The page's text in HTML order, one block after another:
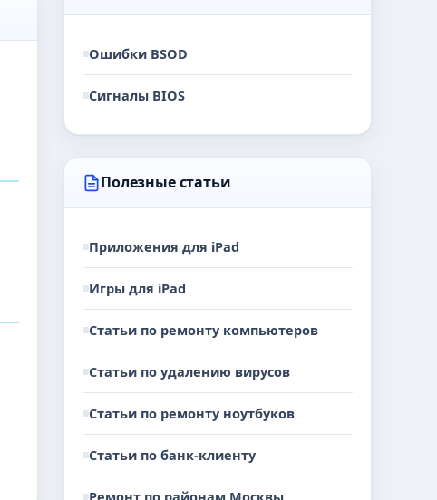
Ошибки BSOD
Сигналы BIOS
Полезные статьи
Приложения для iPad
Игры для iPad
Статьи по ремонту компьютеров
Статьи по удалению вирусов
Статьи по ремонту ноутбуков
Статьи по банк-клиенту
Ремонт по районам Москвы